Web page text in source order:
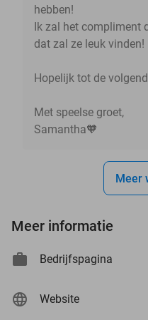
hebben!
Ik zal het compliment
dat zal ze leuk vinden!
Hopelijk tot de
Met speelse groet,
Samantha🧡
Meer
Meer informatie
Bedrijfspagina
Website